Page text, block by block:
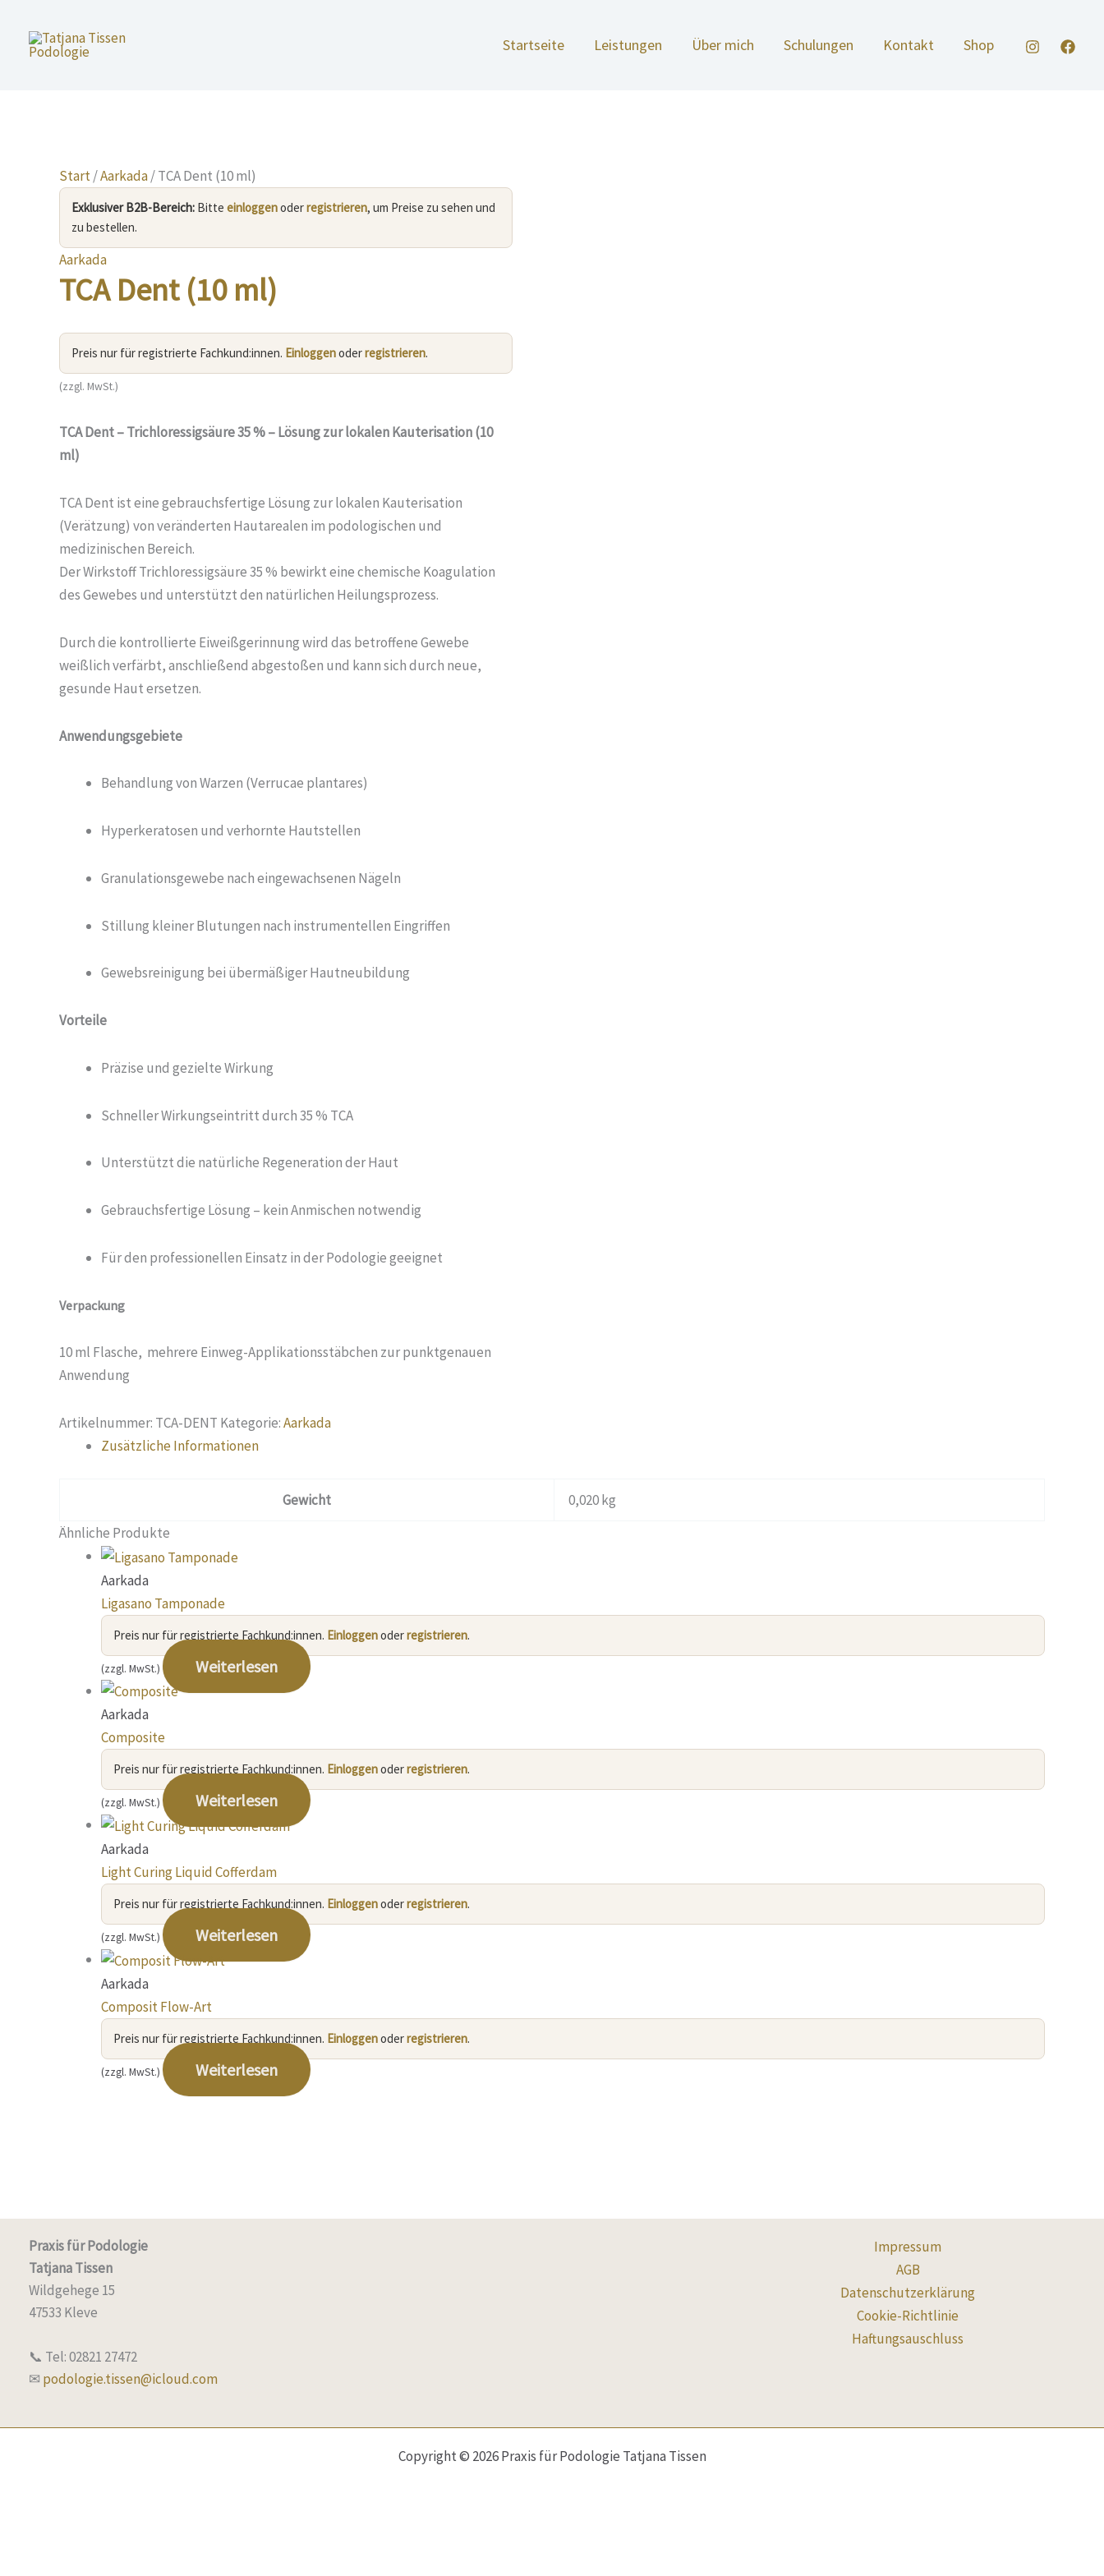
Inhalt
springen
Startseite Leistungen Über mich Schulungen Kontakt Shop
Start/Aarkada/ TCA Dent (10 ml)
Exklusiver B2B-Bereich: Bitte einloggenoderregistrieren, um Preise zu sehen und
zu bestellen.
Aarkada
TCA Dent (10 ml)
Preis nur für registrierte Fachkund:innen. Einloggenoderregistrieren.
(zzgl. MwSt.)
TCA Dent – Trichloressigsäure 35 % – Lösung zur lokalen Kauterisation (10
ml)
TCA Dent ist eine gebrauchsfertige Lösung zur lokalen Kauterisation
(Verätzung) von veränderten Hautarealen im podologischen und
medizinischen Bereich.
Der Wirkstoff Trichloressigsäure 35 % bewirkt eine chemische Koagulation
des Gewebes und unterstützt den natürlichen Heilungsprozess.
Durch die kontrollierte Eiweißgerinnung wird das betroffene Gewebe
weißlich verfärbt, anschließend abgestoßen und kann sich durch neue,
gesunde Haut ersetzen.
Anwendungsgebiete
Behandlung von Warzen (Verrucae plantares)
Hyperkeratosen und verhornte Hautstellen
Granulationsgewebe nach eingewachsenen Nägeln
Stillung kleiner Blutungen nach instrumentellen Eingriffen
Gewebsreinigung bei übermäßiger Hautneubildung
Vorteile
Präzise und gezielte Wirkung
Schneller Wirkungseintritt durch 35 % TCA
Unterstützt die natürliche Regeneration der Haut
Gebrauchsfertige Lösung – kein Anmischen notwendig
Für den professionellen Einsatz in der Podologie geeignet
Verpackung
10 ml Flasche, mehrere Einweg-Applikationsstäbchen zur punktgenauen
Anwendung
Artikelnummer: TCA-DENT Kategorie:Aarkada
Zusätzliche Informationen
Gewicht
0,020 kg
Ähnliche Produkte
Aarkada
Ligasano Tamponade
Preis nur für registrierte Fachkund:innen. Einloggenoderregistrieren.
(zzgl. MwSt.) Weiterlesen
Aarkada
Composite
Preis nur für registrierte Fachkund:innen. Einloggenoderregistrieren.
(zzgl. MwSt.) Weiterlesen
Aarkada
Light Curing Liquid Cofferdam
Preis nur für registrierte Fachkund:innen. Einloggenoderregistrieren.
(zzgl. MwSt.) Weiterlesen
Aarkada
Composit Flow-Art
Preis nur für registrierte Fachkund:innen. Einloggenoderregistrieren.
(zzgl. MwSt.) Weiterlesen
Praxis für Podologie
Tatjana Tissen
Wildgehege 15
47533 Kleve
📞 Tel: 02821 27472
✉ podologie.tissen@icloud.com
Impressum
AGB
Datenschutzerklärung
Cookie-Richtlinie
Haftungsauschluss
Copyright © 2026 Praxis für Podologie Tatjana Tissen